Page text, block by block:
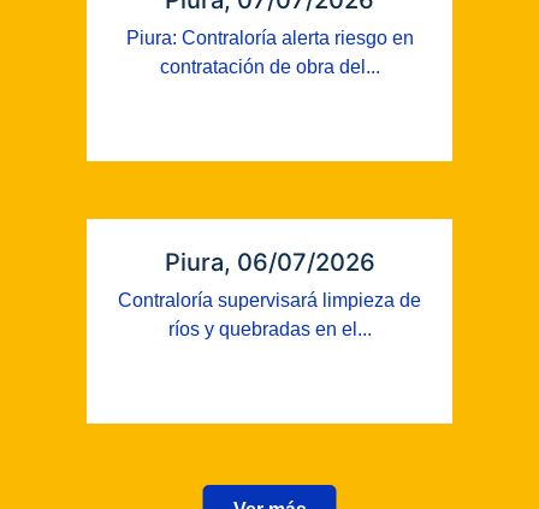
Piura: Contraloría alerta riesgo en
contratación de obra del...
Piura, 06/07/2026
Contraloría supervisará limpieza de
ríos y quebradas en el...